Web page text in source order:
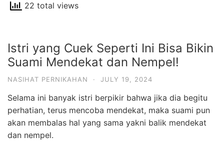
22 total views
Istri yang Cuek Seperti Ini Bisa Bikin
Suami Mendekat dan Nempel!
NASIHAT PERNIKAHAN · JULY 19, 2024
Selama ini banyak istri berpikir bahwa jika dia begitu
perhatian, terus mencoba mendekat, maka suami pun
akan membalas hal yang sama yakni balik mendekat
dan nempel.